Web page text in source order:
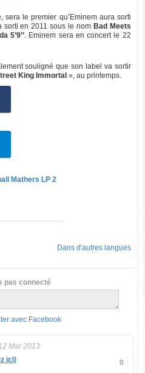
sera le premier qu’Eminem aura sorti
sorti en 2011 sous le nom Bad Meets
5’9’’. Eminem sera en concert le 22
souligné que son label va sortir
King Immortal», au printemps.
Mathers LP 2
Dans d'autres langues
pas connecté
avec Facebook
Mar 2013
0
ici)